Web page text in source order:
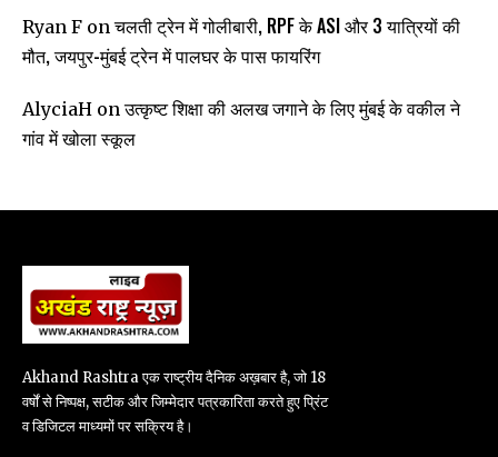
Ryan F onचलती ट्रेन में गोलीबारी, RPF के ASI और 3 यात्रियों की
मौत, जयपुर-मुंबई ट्रेन में पालघर के पास फायरिंग
AlyciaH onउत्कृष्ट शिक्षा की अलख जगाने के लिए मुंबई के वकील ने
गांव में खोला स्कूल
Akhand Rashtra एक राष्ट्रीय दैनिक अख़बार है, जो 18
वर्षों से निष्पक्ष, सटीक और जिम्मेदार पत्रकारिता करते हुए प्रिंट
व डिजिटल माध्यमों पर सक्रिय है।